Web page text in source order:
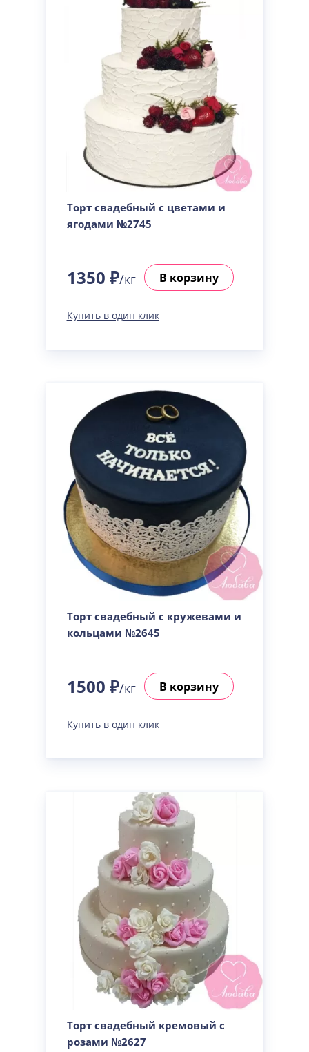
Торт свадебный с цветами и
ягодами №2745
1350 ₽/кг В корзину
Купить в один клик
Торт свадебный с кружевами и
кольцами №2645
1500 ₽/кг В корзину
Купить в один клик
Торт свадебный кремовый с
розами №2627